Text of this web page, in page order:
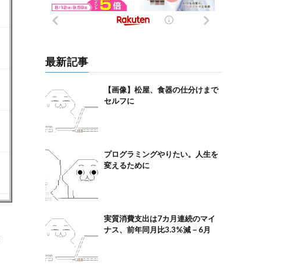
最新記事
【画像】松屋、食器の仕分けまで
セルフに
プログラミングやりたい。人生を
変えるために
実質消費支出は7カ月連続のマイ
ナス、前年同月比3.3%減－6月